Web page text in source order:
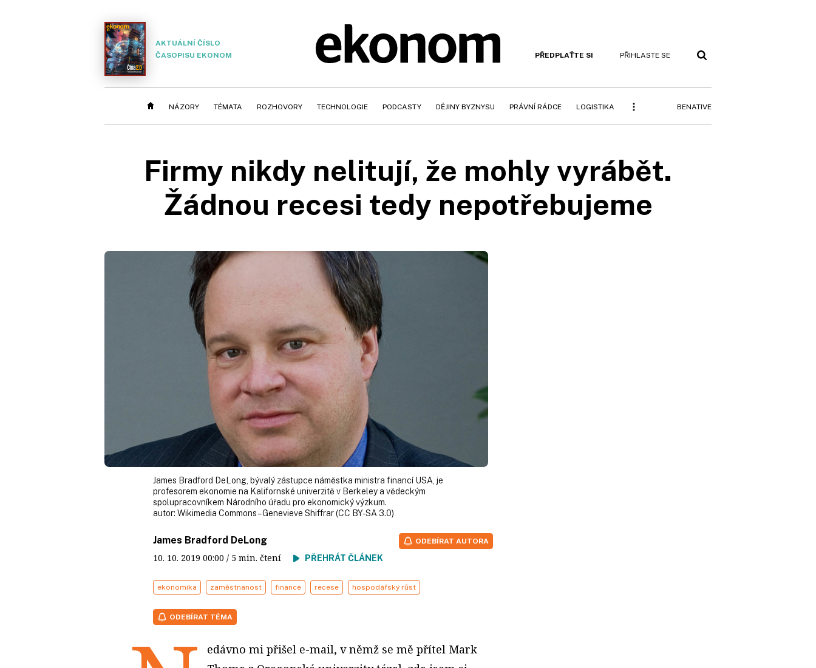
AKTUÁLNÍ ČÍSLO
ČASOPISU EKONOM
PŘEDPLAŤTE SI PŘIHLASTE SE
NÁZORY TÉMATA ROZHOVORY TECHNOLOGIE PODCASTY DĚJINY BYZNYSU PRÁVNÍ RÁDCE LOGISTIKA BENATIVE
Firmy nikdy nelitují, že mohly vyrábět.
Žádnou recesi tedy nepotřebujeme
James Bradford DeLong, bývalý zástupce náměstka ministra financí USA, je
profesorem ekonomie na Kalifornské univerzitě v Berkeley a vědeckým
spolupracovníkem Národního úřadu pro ekonomický výzkum.
autor: Wikimedia Commons – Genevieve Shiffrar (CC BY-SA 3.0)
James Bradford DeLong
10. 10. 2019 00:00 / 5 min. čtení PŘEHRÁT ČLÁNEK
ODEBÍRAT AUTORA
ekonomika zaměstnanost finance recese hospodářský růst
ODEBÍRAT TÉMA
edávno mi přišel e-mail, v němž se mě přítel Mark